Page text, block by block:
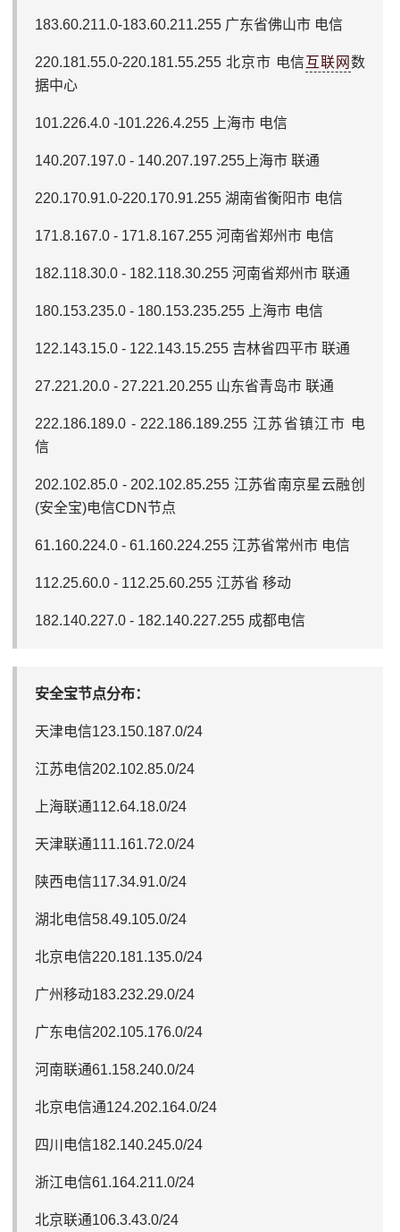
183.60.211.0-183.60.211.255 广东省佛山市 电信
220.181.55.0-220.181.55.255 北京市 电信互联网 数
据中心
101.226.4.0 -101.226.4.255 上海市 电信
140.207.197.0 - 140.207.197.255上海市 联通
220.170.91.0-220.170.91.255 湖南省衡阳市 电信
171.8.167.0 - 171.8.167.255 河南省郑州市 电信
182.118.30.0 - 182.118.30.255 河南省郑州市 联通
180.153.235.0 - 180.153.235.255 上海市 电信
122.143.15.0 - 122.143.15.255 吉林省四平市 联通
27.221.20.0 - 27.221.20.255 山东省青岛市 联通
222.186.189.0 - 222.186.189.255 江苏省镇江市 电
信
202.102.85.0 - 202.102.85.255 江苏省南京星云融创
(安全宝)电信CDN节点
61.160.224.0 - 61.160.224.255 江苏省常州市 电信
112.25.60.0 - 112.25.60.255 江苏省 移动
182.140.227.0 - 182.140.227.255 成都电信
安全宝节点分布：
天津电信123.150.187.0/24
江苏电信202.102.85.0/24
上海联通112.64.18.0/24
天津联通111.161.72.0/24
陕西电信117.34.91.0/24
湖北电信58.49.105.0/24
北京电信220.181.135.0/24
广州移动183.232.29.0/24
广东电信202.105.176.0/24
河南联通61.158.240.0/24
北京电信通124.202.164.0/24
四川电信182.140.245.0/24
浙江电信61.164.211.0/24
北京联通106.3.43.0/24